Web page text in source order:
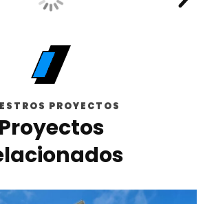
PROYECTOS
Proyectos